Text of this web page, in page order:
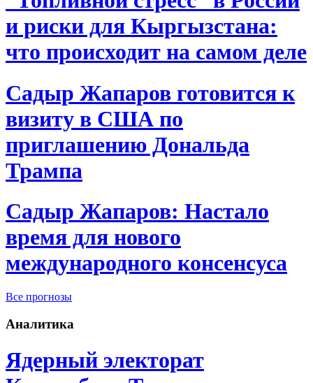
и риски для Кыргызстана:
что происходит на самом деле
Садыр Жапаров готовится к
визиту в США по
приглашению Дональда
Трампа
Садыр Жапаров: Настало
время для нового
международного консенсуса
Все прогнозы
Аналитика
Ядерный электорат